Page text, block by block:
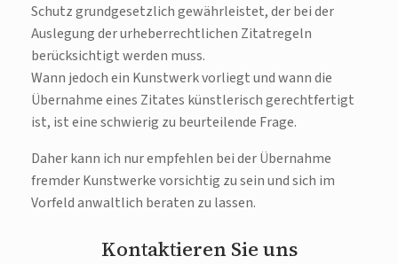
Schutz grundgesetzlich gewährleistet, der bei der
Auslegung der urheberrechtlichen Zitatregeln
berücksichtigt werden muss.
Wann jedoch ein Kunstwerk vorliegt und wann die
Übernahme eines Zitates künstlerisch gerechtfertigt
ist, ist eine schwierig zu beurteilende Frage.
Daher kann ich nur empfehlen bei der Übernahme
fremder Kunstwerke vorsichtig zu sein und sich im
Vorfeld anwaltlich beraten zu lassen.
Kontaktieren Sie uns